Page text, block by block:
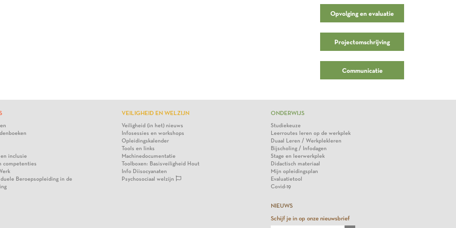
Opvolging en evaluatie
Projectomschrijving
Communicatie
inclusie
competenties
Beroepsopleiding in de
VEILIGHEID EN WELZIJN
Veiligheid (in het) nieuws
Infosessies en workshops
Opleidingskalender
Tools en links
Machinedocumentatie
Toolboxen: Basisveiligheid Hout
Info Diisocyanaten
Psychosociaal welzijn
ONDERWIJS
Studiekeuze
Leerroutes leren op de werkplek
Duaal Leren / Werkplekleren
Bijscholing / Infodagen
Stage en leerwerkplek
Didactisch materiaal
Mijn opleidingsplan
Evaluatietool
Covid-19
NIEUWS
Schijf je in op onze nieuwsbrief